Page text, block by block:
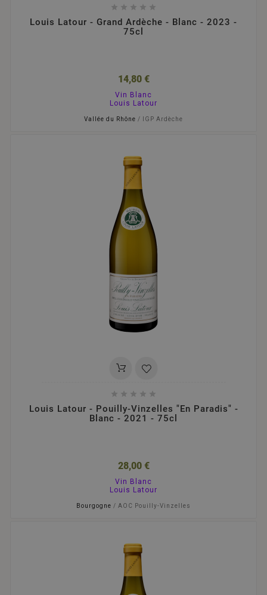
    
Louis Latour - Grand Ardèche - Blanc - 2023 -
75cl
14,80 €
Vin Blanc
Louis Latour
Vallée du Rhône / IGP Ardèche
    
Louis Latour - Pouilly-Vinzelles "En Paradis" -
Blanc - 2021 - 75cl
28,00 €
Vin Blanc
Louis Latour
Bourgogne / AOC Pouilly-Vinzelles